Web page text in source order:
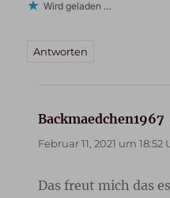
Wird geladen …
Antworten
Backmaedchen1967
Februar 11, 2021 um 18:52
Das freut mich das